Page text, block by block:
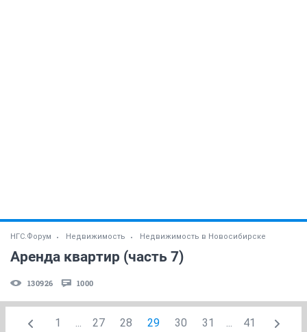
НГС.Форум Недвижимость Недвижимость в Новосибирске
Аренда квартир (часть 7)
130926 1000
1 ... 27 28 29 30 31 ... 41